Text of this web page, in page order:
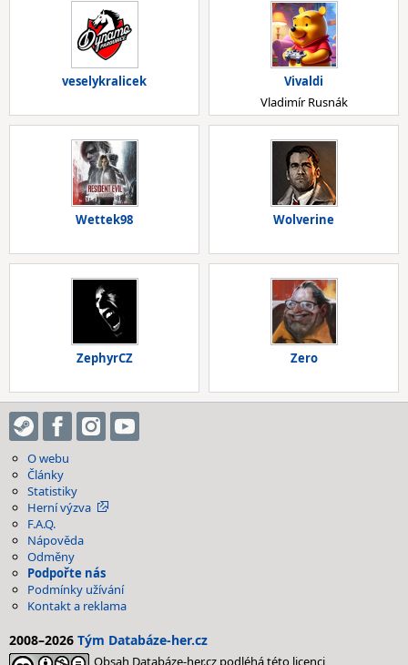
veselykralicek
Vivaldi
Vladimír Rusnák
Wettek98 Wolverine
ZephyrCZ Zero
O webu
Články
Statistiky
Herní výzva
F.A.Q.
Nápověda
Odměny
Podpořte nás
Podmínky užívání
Kontakt a reklama
2008–2026 Tým Databáze-her.cz
Obsah Databáze-her.cz podléhá této licenci